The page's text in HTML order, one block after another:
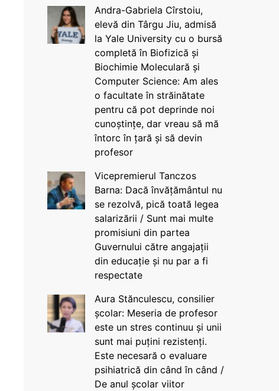
Andra-Gabriela Cîrstoiu,
elevă din Târgu Jiu, admisă
la Yale University cu o bursă
completă în Biofizică și
Biochimie Moleculară și
Computer Science: Am ales
o facultate în străinătate
pentru că pot deprinde noi
cunoștințe, dar vreau să mă
întorc în țară și să devin
profesor
Vicepremierul Tanczos
Barna: Dacă învățământul nu
se rezolvă, pică toată legea
salarizării / Sunt mai multe
promisiuni din partea
Guvernului către angajații
din educație și nu par a fi
respectate
Aura Stănculescu, consilier
școlar: Meseria de profesor
este un stres continuu și unii
sunt mai puțini rezistenți.
Este necesară o evaluare
psihiatrică din când în când /
De anul școlar viitor